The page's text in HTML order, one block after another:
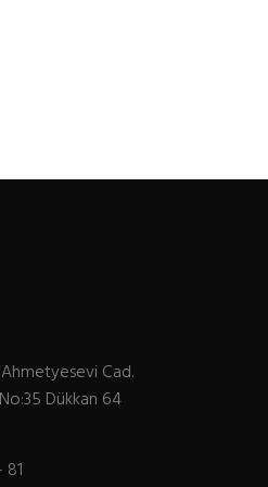
Cad.
Dükkan 64
81